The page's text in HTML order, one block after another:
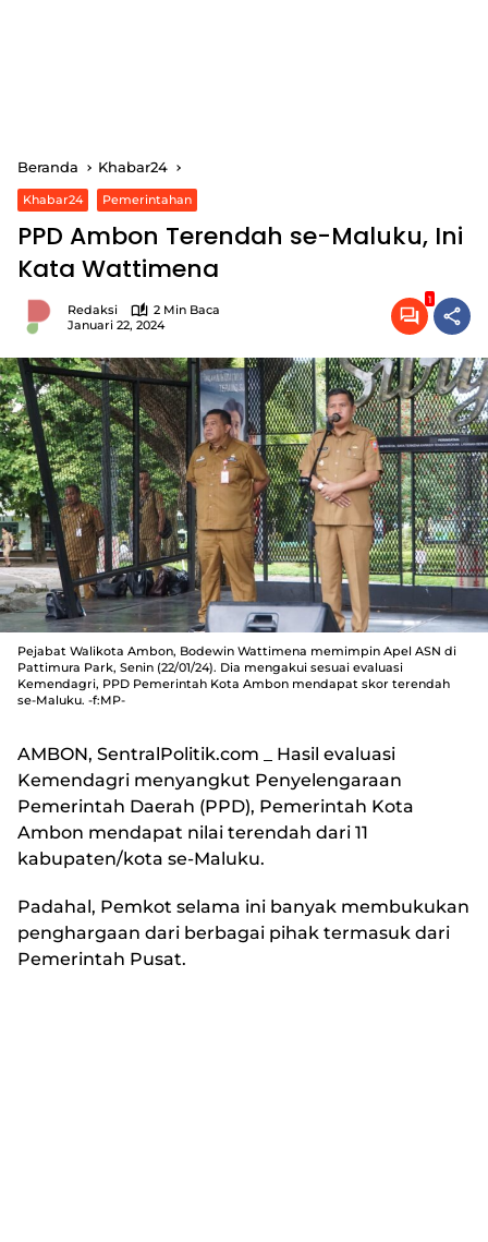
Beranda Khabar24
Khabar24 Pemerintahan
PPD Ambon Terendah se-Maluku, Ini
Kata Wattimena
Redaksi
2 Min Baca
Januari 22, 2024
1
Pejabat Walikota Ambon, Bodewin Wattimena memimpin Apel ASN di
Pattimura Park, Senin (22/01/24). Dia mengakui sesuai evaluasi
Kemendagri, PPD Pemerintah Kota Ambon mendapat skor terendah
se-Maluku. -f:MP-
AMBON, SentralPolitik.com _ Hasil evaluasi
Kemendagri menyangkut Penyelengaraan
Pemerintah Daerah (PPD), Pemerintah Kota
Ambon mendapat nilai terendah dari 11
kabupaten/kota se-Maluku.
Padahal, Pemkot selama ini banyak membukukan
penghargaan dari berbagai pihak termasuk dari
Pemerintah Pusat.